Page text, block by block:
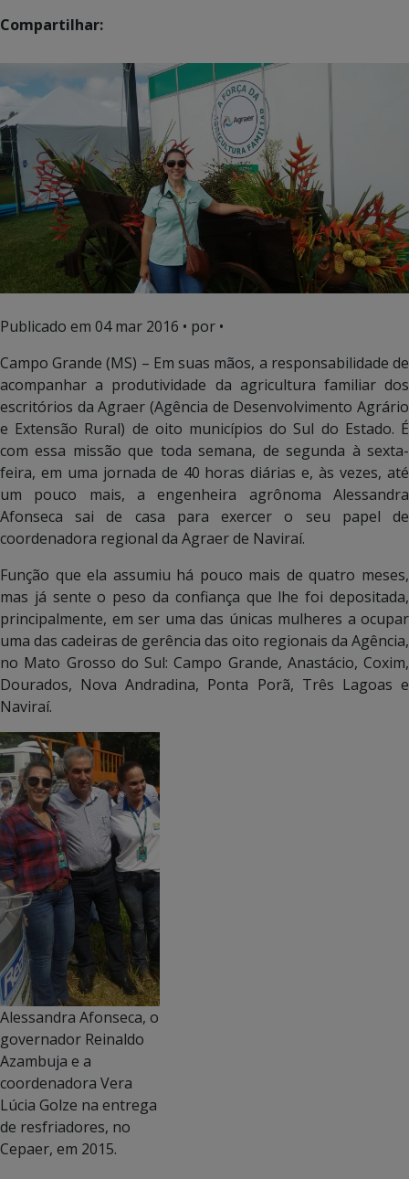
Compartilhar:
Publicado em 04 mar 2016 • por •
Campo Grande (MS) – Em suas mãos, a responsabilidade de
acompanhar a produtividade da agricultura familiar dos
escritórios da Agraer (Agência de Desenvolvimento Agrário
e Extensão Rural) de oito municípios do Sul do Estado. É
com essa missão que toda semana, de segunda à sexta-
feira, em uma jornada de 40 horas diárias e, às vezes, até
um pouco mais, a engenheira agrônoma Alessandra
Afonseca sai de casa para exercer o seu papel de
coordenadora regional da Agraer de Naviraí.
Função que ela assumiu há pouco mais de quatro meses,
mas já sente o peso da confiança que lhe foi depositada,
principalmente, em ser uma das únicas mulheres a ocupar
uma das cadeiras de gerência das oito regionais da Agência,
no Mato Grosso do Sul: Campo Grande, Anastácio, Coxim,
Dourados, Nova Andradina, Ponta Porã, Três Lagoas e
Naviraí.
Alessandra Afonseca, o
governador Reinaldo
Azambuja e a
coordenadora Vera
Lúcia Golze na entrega
de resfriadores, no
Cepaer, em 2015.